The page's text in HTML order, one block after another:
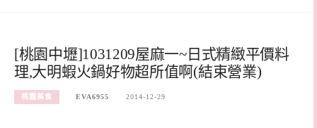
[桃園中壢]1031209屋麻一~日式精緻平價料
理,大明蝦火鍋好物超所值啊(結束營業)
桃園美食 EVA6955 2014-12-29